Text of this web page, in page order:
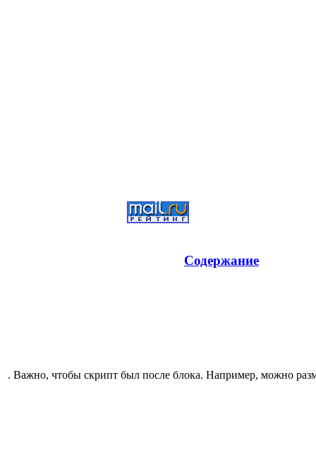
Содержание
. Важно, чтобы скрипт был после блока. Например, можно